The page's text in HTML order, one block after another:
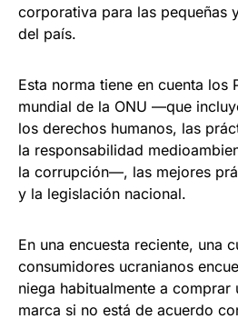
corporativa para las pequeñas
del país.
Esta norma tiene en cuenta los
mundial de la ONU —que
los derechos humanos, las
la responsabilidad
la corrupción—, las mejores
y la legislación nacional.
En una encuesta reciente, una
consumidores ucranianos
niega habitualmente a comprar
marca si no está de acuerdo